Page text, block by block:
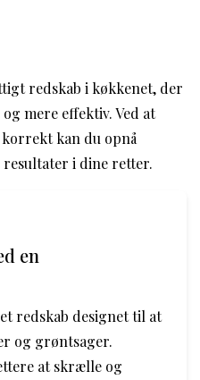
redskab i køkkenet, der
mere effektiv. Ved at
kan du opnå
i dine retter.
en
redskab designet til at
og grøntsager.
at skrælle og